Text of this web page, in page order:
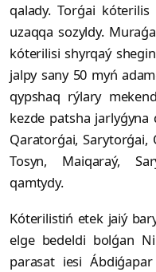
qalady. Tor­ǵai
uzaqqa sozyldy.
kóte­rilisi shyrqaý
jalpy sany 50 myń
qypshaq rýlary
kezde patsha
Qaratorǵai, Sarytorǵai,
Tosyn, Maiqaraý,
qamtydy.
Kóterilistiń etek jaiý
elge bedeldi bol­ǵan
parasat iesi